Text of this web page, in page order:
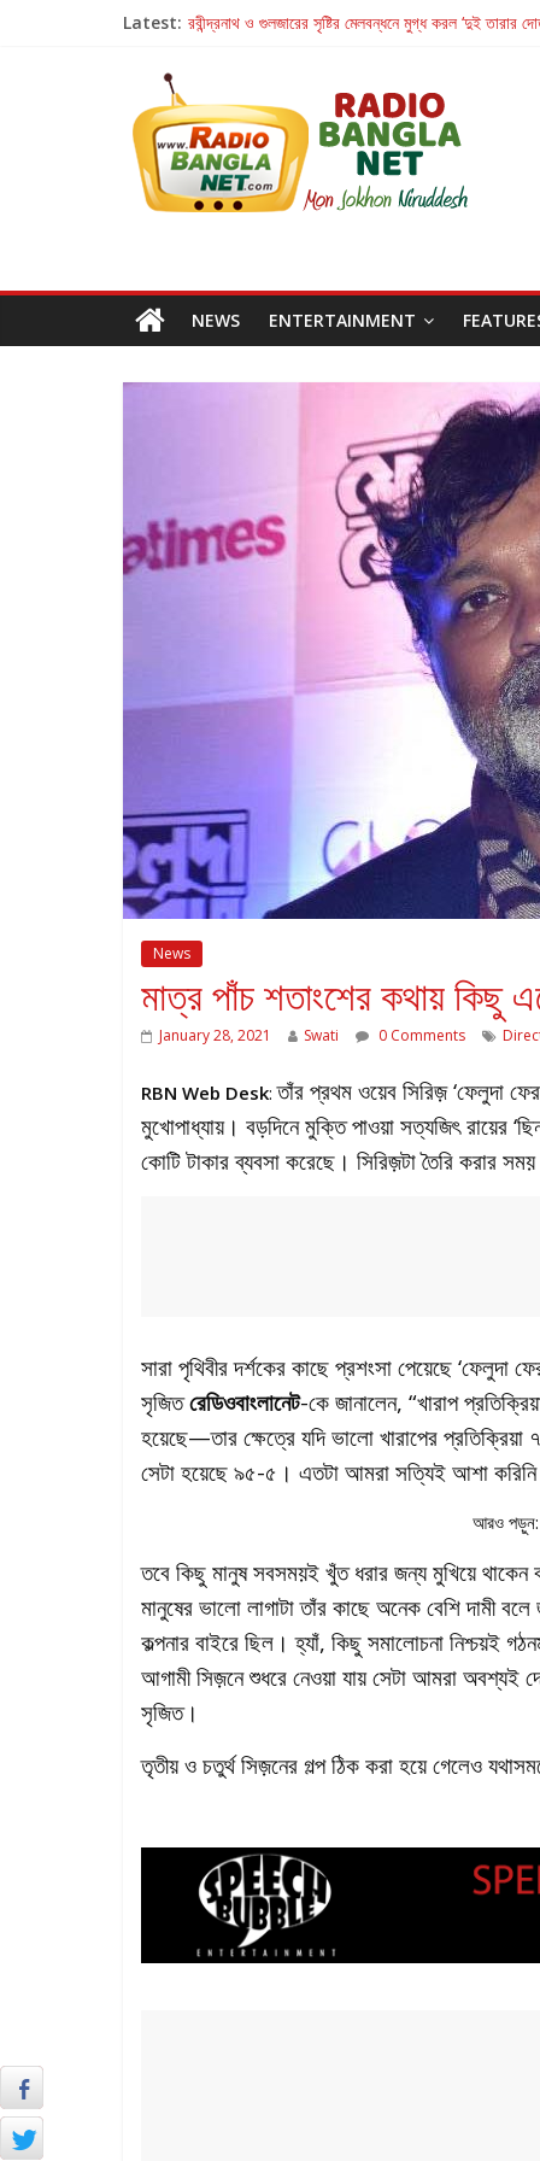
Latest: রবীন্দ্রনাথ ও গুলজারের সৃষ্টির মেলবন্ধনে মুগ্ধ করল ‘দুই তারার
Retribution: A Thought-Provoking Short
হাওয়া বদলের টলিউডে ‘তুমি এলে তাই’
NEWS ENTERTAINMENT
News
মাত্র পাঁচ শতাংশের কথায় কিছু
January 28, 2021 Swati 0 Comments
RBN Web Desk:তাঁর প্রথম ওয়েব সিরিজ় ‘ফেলুদা
মুখোপাধ্যায়। বড়দিনে মুক্তি পাওয়া সত্যজিৎ রায়ের
কোটি টাকার ব্যবসা করেছে। সিরিজ়টা তৈরি করার
সারা পৃথিবীর দর্শকের কাছে প্রশংসা পেয়েছে
সৃজিতরেডিওবাংলানেট-কে জানালেন, “খারাপ
হয়েছে—তার ক্ষেত্রে যদি ভালো খারাপের
সেটা হয়েছে ৯৫-৫। এতটা আমরা সত্যিই আশা
আরও
তবে কিছু মানুষ সবসময়ই খুঁত ধরার জন্য মুখিয়ে
মানুষের ভালো লাগাটা তাঁর কাছে অনেক বেশি দামী
কল্পনার বাইরে ছিল। হ্যাঁ, কিছু সমালোচনা নিশ্চয়ই
আগামী সিজ়নে শুধরে নেওয়া যায় সেটা আমরা অবশ্যই
সৃজিত।
তৃতীয় ও চতুর্থ সিজ়নের গল্প ঠিক করা হয়ে গেলেও